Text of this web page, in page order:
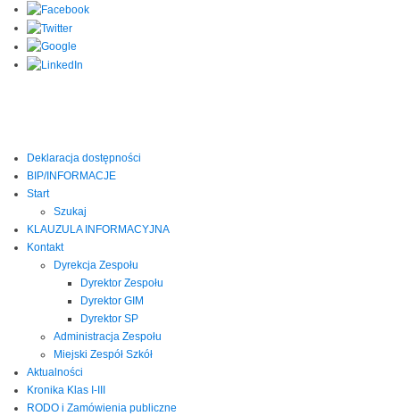
Deklaracja dostępności
BIP/INFORMACJE
Start
Szukaj
KLAUZULA INFORMACYJNA
Kontakt
Dyrekcja Zespołu
Dyrektor Zespołu
Dyrektor GIM
Dyrektor SP
Administracja Zespołu
Miejski Zespół Szkół
Aktualności
Kronika Klas I-III
RODO i Zamówienia publiczne